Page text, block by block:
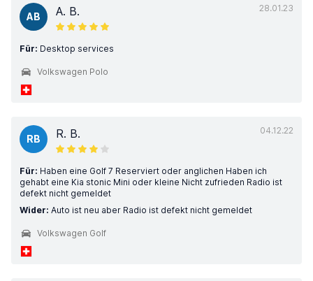
28.01.23
AB A. B.
Für: Desktop services
Volkswagen Polo
04.12.22
RB R. B.
Für: Haben eine Golf 7 Reserviert oder anglichen Haben ich
gehabt eine Kia stonic Mini oder kleine Nicht zufrieden Radio ist
defekt nicht gemeldet
Wider: Auto ist neu aber Radio ist defekt nicht gemeldet
Volkswagen Golf